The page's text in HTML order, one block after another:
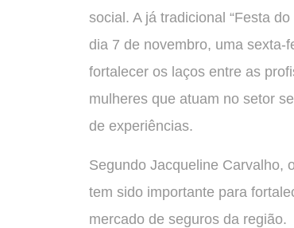
social. A já tradicional “Festa
dia 7 de novembro, uma sexta-
fortalecer os laços entre as
mulheres que atuam no setor
de experiências.
Segundo Jacqueline Carvalho,
tem sido importante para
mercado de seguros da região.